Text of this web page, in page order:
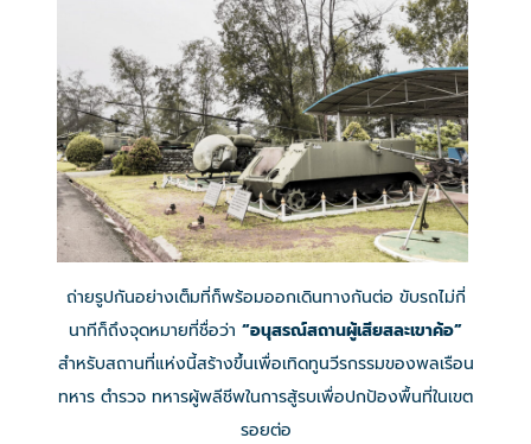
ถ่ายรูปกันอย่างเต็มที่ก็พร้อมออกเดินทางกันต่อ ขับรถไม่กี่
นาทีก็ถึงจุดหมายที่ชื่อว่า “อนุสรณ์สถานผู้เสียสละเขาค้อ”
สำหรับสถานที่แห่งนี้สร้างขึ้นเพื่อเทิดทูนวีรกรรมของพลเรือน
ทหาร ตำรวจ ทหารผู้พลีชีพในการสู้รบเพื่อปกป้องพื้นที่ในเขต
รอยต่อ